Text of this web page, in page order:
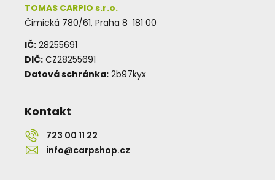
TOMAS CARPIO s.r.o.
Čimická 780/61, Praha 8 181 00
IČ: 28255691
DIČ: CZ28255691
Datová schránka: 2b97kyx
Kontakt
723 00 11 22
info@carpshop.cz